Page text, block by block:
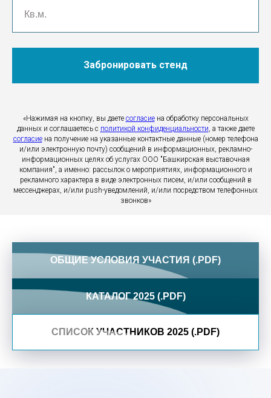
Кв.м.
Забронировать стенд
«Нажимая на кнопку, вы даете согласиена обработку персональных
данных и соглашаетесь c политикой конфиденциальности, а также даете
согласиена получение на указанные контактные данные (номер телефона
и/или электронную почту) сообщений в информационных, рекламно-
информационных целях об услугах ООО "Башкирская выставочная
компания", а именно: рассылок о мероприятиях, информационного и
рекламного характера в виде электронных писем, и/или сообщений в
мессенджерах, и/или push-уведомлений, и/или посредством телефонных
звонков»
ОБЩИЕ УСЛОВИЯ УЧАСТИЯ (.PDF)
КАТАЛОГ 2025 (.PDF)
СПИСОК УЧАСТНИКОВ 2025 (.PDF)